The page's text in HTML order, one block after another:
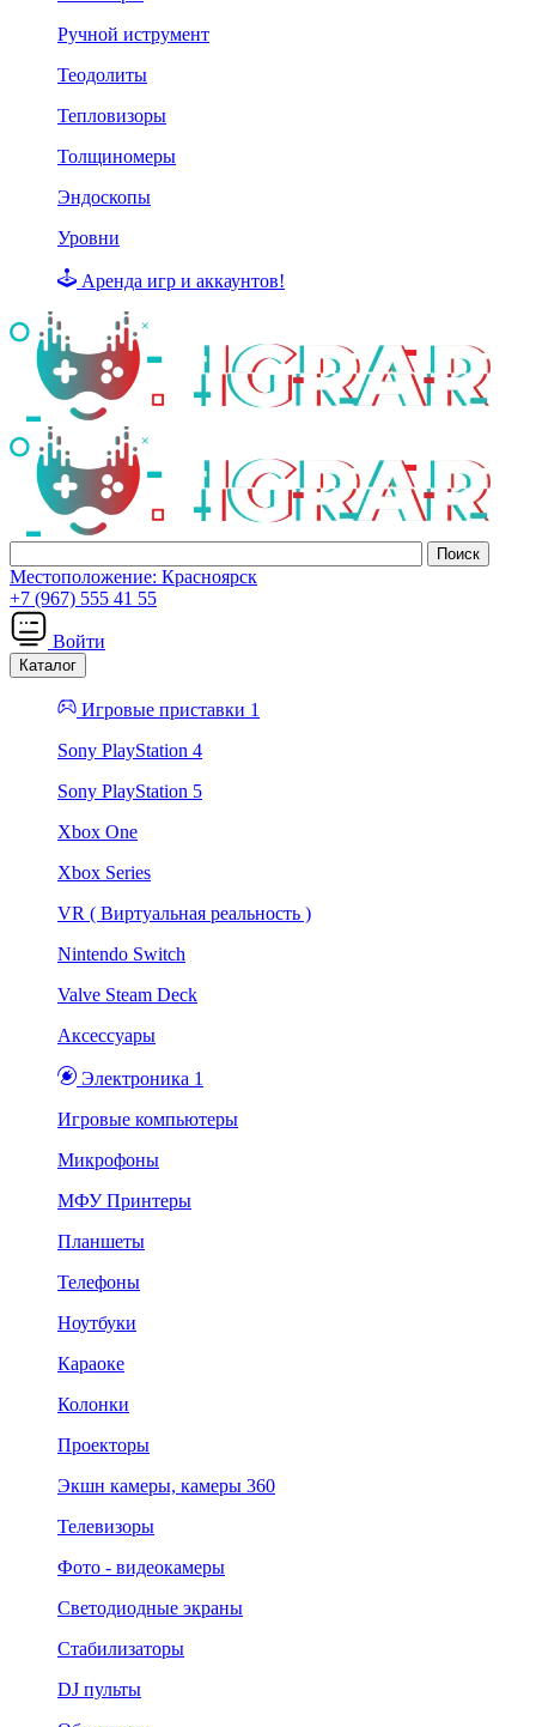
Ручной иструмент
Теодолиты
Тепловизоры
Толщиномеры
Эндоскопы
Уровни
Аренда игр и аккаунтов!
Местоположение: Красноярск
+7 (967) 555 41 55
Войти
Каталог
Игровые приставки 1
Sony PlayStation 4
Sony PlayStation 5
Xbox One
Xbox Series
VR ( Виртуальная реальность )
Nintendo Switch
Valve Steam Deck
Аксессуары
Электроника 1
Игровые компьютеры
Микрофоны
МФУ Принтеры
Планшеты
Телефоны
Ноутбуки
Караоке
Колонки
Проекторы
Экшн камеры, камеры 360
Телевизоры
Фото - видеокамеры
Светодиодные экраны
Стабилизаторы
DJ пульты